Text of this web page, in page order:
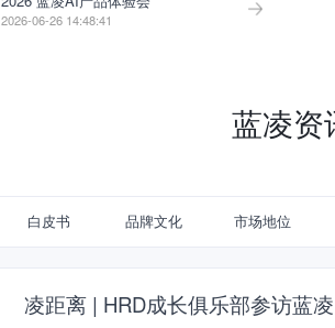
2026-06-26 14:48:41
蓝凌资
白皮书 品牌文化 市场地位
凌距离 | HRD成长俱乐部参访蓝